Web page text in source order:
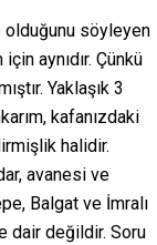
olduğunu söyleyen
aynıdır. Çünkü
Yaklaşık 3
kafanızdaki
halidir.
avanesi ve
Balgat ve İmralı
dair değildir. Soru